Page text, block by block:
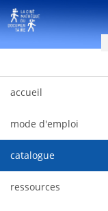
Saut au contenu
accueil
mode d'emploi
catalogue
ressources